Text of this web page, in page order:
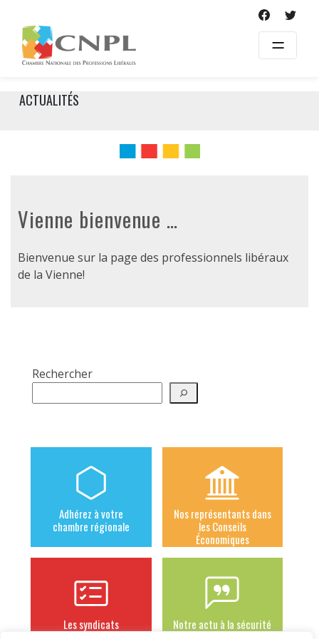
content
ACTUALITÉS
Vienne bienvenue …
Bienvenue sur la page des professionnels libéraux
de la Vienne!
Rechercher
Adhérez à votre
chambre régionale
Nos représentants dans
les Conseils
Économiques
Les syndicats
Notre actu à la sécurité